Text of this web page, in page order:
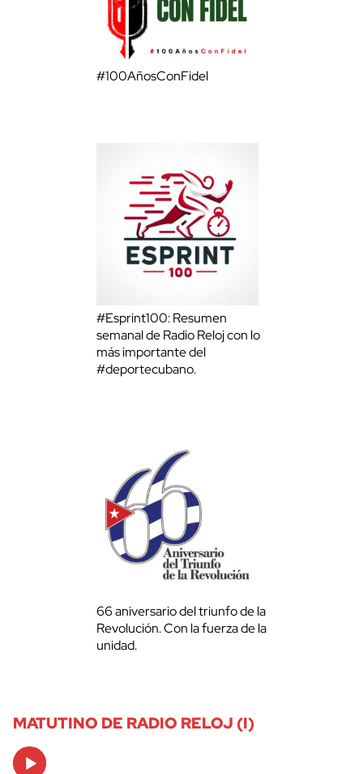
#100AñosConFidel
#Esprint100: Resumen
semanal de Radio Reloj con lo
más importante del
#deportecubano.
66 aniversario del triunfo de la
Revolución. Con la fuerza de la
unidad.
MATUTINO DE RADIO RELOJ (I)
Audio